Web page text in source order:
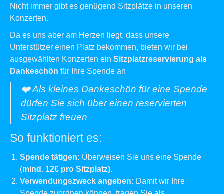
Nicht immer gibt es genügend Sitzplätze in unseren
Konzerten.
Da es uns aber am Herzen liegt, dass unsere
Unterstützer einen Platz bekommen, bieten wir bei
ausgewählten Konzerten ein Sitzplatzreservierung als
Dankeschön für Ihre Spende an
❤️ Als kleines Dankeschön für eine Spende
dürfen Sie sich über einen reservierten
Sitzplatz freuen
So funktioniert es:
Spende tätigen: Überweisen Sie uns eine Spende
(mind. 12€ pro Sitzplatz).
Verwendungszweck angeben: Damit wir Ihre